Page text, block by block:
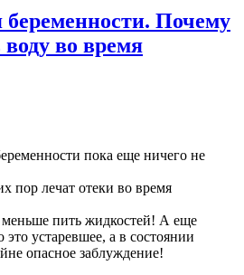
Почему
во время
пока еще ничего не
пор лечат отеки во время
пить жидкостей! А еще
устаревшее, а в состоянии
опасное заблуждение!